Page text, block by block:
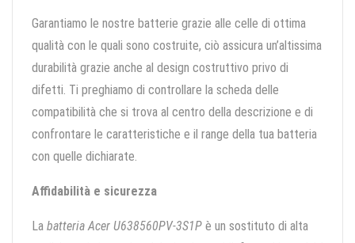
Garantiamo le nostre batterie grazie alle celle di ottima
qualità con le quali sono costruite, ciò assicura un’altissima
durabilità grazie anche al design costruttivo privo di
difetti. Ti preghiamo di controllare la scheda delle
compatibilità che si trova al centro della descrizione e di
confrontare le caratteristiche e il range della tua batteria
con quelle dichiarate.
Affidabilità e sicurezza
La batteria Acer U638560PV-3S1P è un sostituto di alta